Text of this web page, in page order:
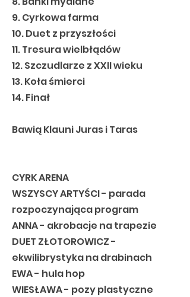
9. Cyrkowa farma
10. Duet z przyszłości
11. Tresura wielbłądów
12. Szczudlarze z XXII wieku
13. Koła śmierci
14. Finał
Bawią Klauni Juras i Taras
CYRK ARENA
WSZYSCY ARTYŚCI - parada
rozpoczynająca program
ANNA - akrobacje na trapezie
DUET ZŁOTOROWICZ -
ekwilibrystyka na drabinach
EWA - hula hop
WIESŁAWA - pozy plastyczne